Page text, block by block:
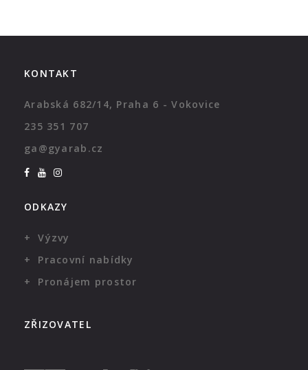
KONTAKT
Arabská 682/14, Praha 6 - Vokovice
235 351 707
ga@gyarab.cz
ODKAZY
Výzvy
Pracovní nabídky
Pronájem prostor
ZŘIZOVATEL